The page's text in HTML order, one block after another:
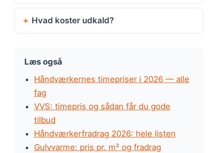
Hvad koster udkald?
Læs også
Håndværkernes timepriser i 2026 — alle
fag
VVS: timepris og sådan får du gode
tilbud
Håndværkerfradrag 2026: hele listen
Gulvvarme: pris pr. m² og fradrag